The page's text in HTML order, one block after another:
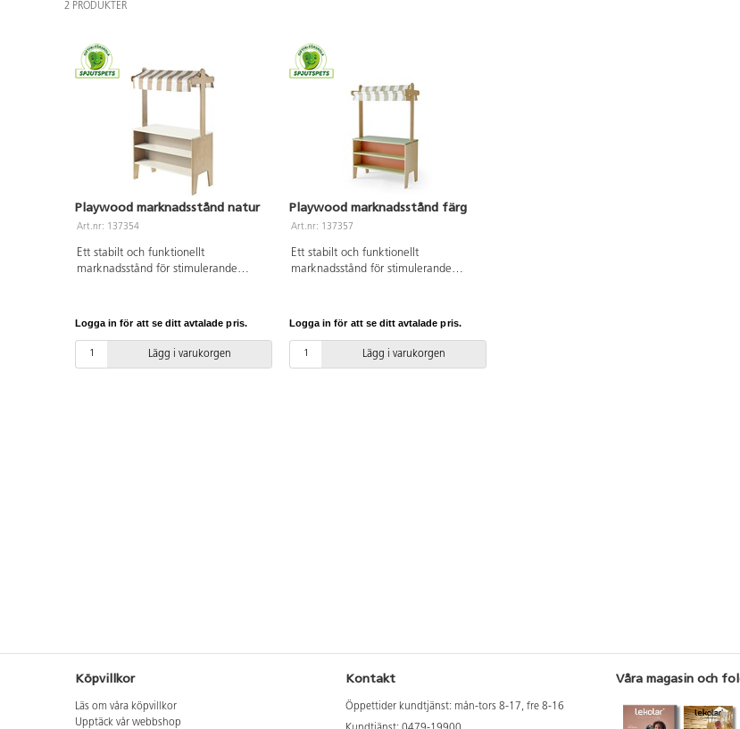
2 PRODUKTER
Playwood marknadsstånd natur
Art.nr: 137354
Ett stabilt och funktionellt
marknadsstånd för stimulerande
bra grund för matematiken. Framsida
lackerad FSC-märkt plywood med
markis av Oeko-Tex-godkänt tyg.
Logga in för att se ditt avtalade pris.
Lägg i varukorgen
Playwood marknadsstånd färg
Art.nr: 137357
Ett stabilt och funktionellt
marknadsstånd för stimulerande
bra grund för matematiken. Framsida
lackerad FSC-märkt plywood med
markis av Oeko-Tex-godkänt tyg.
Logga in för att se ditt avtalade pris.
Lägg i varukorgen
Köpvillkor
Läs om våra köpvillkor
Upptäck vår webbshop
Kontakt
Öppettider kundtjänst: mån-tors 8-17, fre 8-16
Våra magasin och